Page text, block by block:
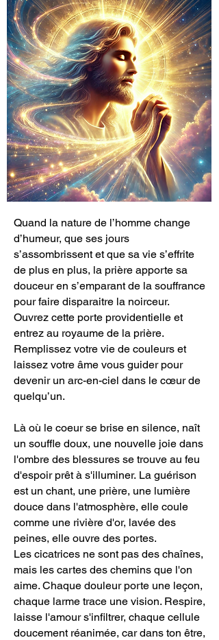
Quand la nature de l’homme change
d’humeur, que ses jours
s’assombrissent et que sa vie s’effrite
de plus en plus, la prière apporte sa
douceur en s’emparant de la souffrance
pour faire disparaitre la noirceur.
Ouvrez cette porte providentielle et
entrez au royaume de la prière.
Remplissez votre vie de couleurs et
laissez votre âme vous guider pour
devenir un arc-en-ciel dans le cœur de
quelqu’un.
Là où le coeur se brise en silence, naît
un souffle doux, une nouvelle joie dans
l'ombre des blessures se trouve au feu
d'espoir prêt à s'illuminer. La guérison
est un chant, une prière, une lumière
douce dans l'atmosphère, elle coule
comme une rivière d'or, lavée des
peines, elle ouvre des portes.
Les cicatrices ne sont pas des chaînes,
mais les cartes des chemins que l'on
aime. Chaque douleur porte une leçon,
chaque larme trace une vision. Respire,
laisse l'amour s'infiltrer, chaque cellule
doucement réanimée, car dans ton être,